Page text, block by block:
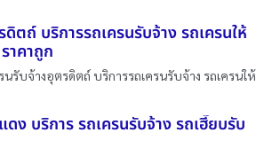
ตถ์ บริการรถเครนรับจ้าง รถเครนให้
าคาถูก
นรับจ้างอุตรดิตถ์ บริการรถเครนรับจ้าง รถเครนให้
ง บริการ รถเครนรับจ้าง รถเฮี๊ยบรับ